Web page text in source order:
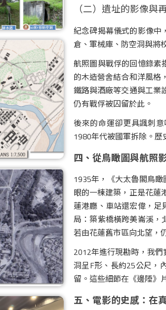
（二）遺址的影像與
紀念碑揭幕儀式的影像
倉、軍械庫、防空洞與將
航照圖與戰俘的回憶錄
的木造營舍結合和洋風格
鐵路與酒廠等交通與工
仍有戰俘被囚留於此。
後來的命運卻更具諷刺
1980年代被國軍拆除。
四、從鳥瞰圖與航照
1935年，《大太魯閣鳥
眼的一棟建築，正是花
蓮港廳、車站還宏偉，
局：築紫橋橫跨美崙溪，
若由花蓮舊市區向北望，
2012年進行現勘時，我
洞呈F形、長約25公尺，
留。這些細節在《邊陲》
五、電影的史感：在